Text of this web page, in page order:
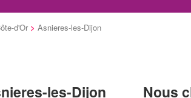
d'Or > Asnieres-les-Dijon
les-Dijon Nous